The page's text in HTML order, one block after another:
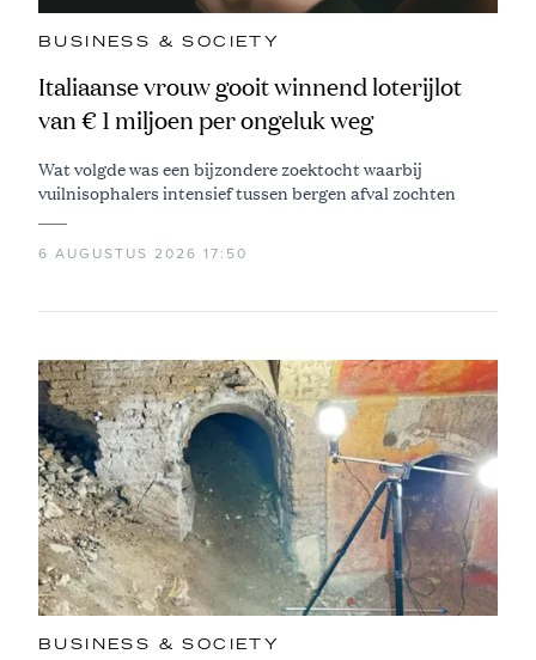
BUSINESS & SOCIETY
Italiaanse vrouw gooit winnend loterijlot
van € 1 miljoen per ongeluk weg
Wat volgde was een bijzondere zoektocht waarbij
vuilnisophalers intensief tussen bergen afval zochten
6 AUGUSTUS 2026 17:50
BUSINESS & SOCIETY